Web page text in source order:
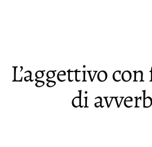
Online
L’aggettivo
di